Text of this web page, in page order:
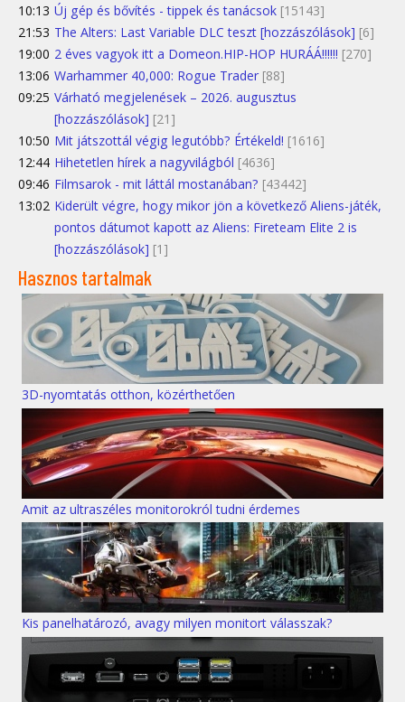
10:13 Új gép és bővítés - tippek és tanácsok [15143]
21:53 The Alters: Last Variable DLC teszt [hozzászólások] [6]
19:00 2 éves vagyok itt a Domeon.HIP-HOP HURÁÁ!!!!!! [270]
13:06 Warhammer 40,000: Rogue Trader [88]
09:25 Várható megjelenések – 2026. augusztus
[hozzászólások] [21]
10:50 Mit játszottál végig legutóbb? Értékeld! [1616]
12:44 Hihetetlen hírek a nagyvilágból [4636]
09:46 Filmsarok - mit láttál mostanában? [43442]
13:02 Kiderült végre, hogy mikor jön a következő Aliens-játék,
pontos dátumot kapott az Aliens: Fireteam Elite 2 is
[hozzászólások] [1]
Hasznos tartalmak
3D-nyomtatás otthon, közérthetően
Amit az ultraszéles monitorokról tudni érdemes
Kis panelhatározó, avagy milyen monitort válasszak?